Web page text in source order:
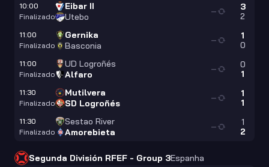
10:00
Finalizado
Eibar II
Utebo
3
2
—
11:00
Finalizado
Gernika
Basconia
1
0
—
11:00
Finalizado
UD Logroñés
Alfaro
0
1
—
11:30
Finalizado
Mutilvera
SD Logroñés
1
1
—
11:30
Finalizado
Sestao River
Amorebieta
1
2
—
Segunda División RFEF - Group 3Espanha